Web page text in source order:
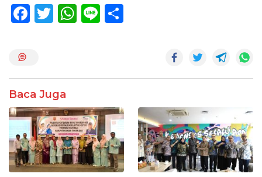
F
o
o
k
T W
p
p
Li
Baca Juga